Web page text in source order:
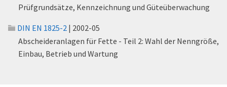
Prüfgrundsätze, Kennzeichnung und Güteüberwachung
DIN EN 1825-2 | 2002-05
Abscheideranlagen für Fette - Teil 2: Wahl der Nenngröße,
Einbau, Betrieb und Wartung